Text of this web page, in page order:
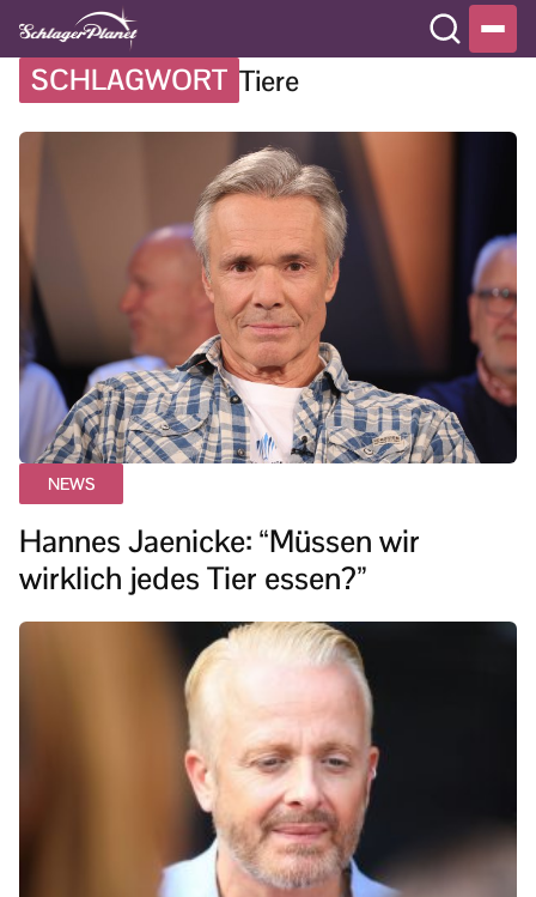
SCHLAGWORT Tiere
NEWS
Hannes Jaenicke: “Müssen wir
wirklich jedes Tier essen?”